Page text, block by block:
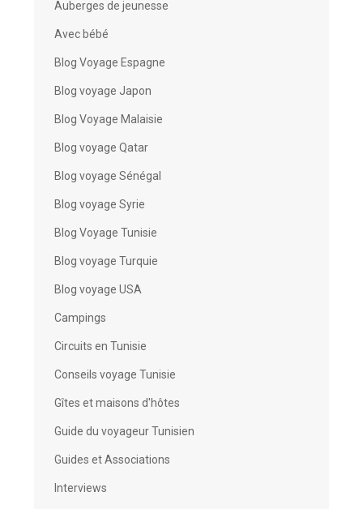
Auberges de jeunesse
Avec bébé
Blog Voyage Espagne
Blog voyage Japon
Blog Voyage Malaisie
Blog voyage Qatar
Blog voyage Sénégal
Blog voyage Syrie
Blog Voyage Tunisie
Blog voyage Turquie
Blog voyage USA
Campings
Circuits en Tunisie
Conseils voyage Tunisie
Gîtes et maisons d'hôtes
Guide du voyageur Tunisien
Guides et Associations
Interviews